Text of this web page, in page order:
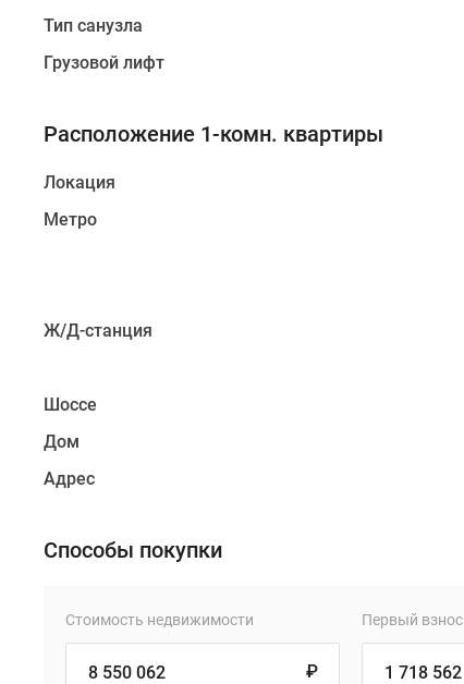
Тип санузла
Грузовой лифт
Расположение 1-комн. квартиры
Локация
Метро
Ж/Д-станция
Шоссе
Дом
Адрес
Способы покупки
Стоимость недвижимости
₽
Первый взнос